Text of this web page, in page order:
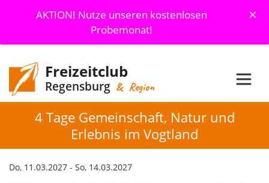
AKTION! Nutze unseren kostenlosen
Probemonat!
×
Freizeitclub
Regensburg & Region
4 Tage Gemeinschaft, Natur und
Erlebnis im Vogtland
Do, 11.03.2027 - So, 14.03.2027